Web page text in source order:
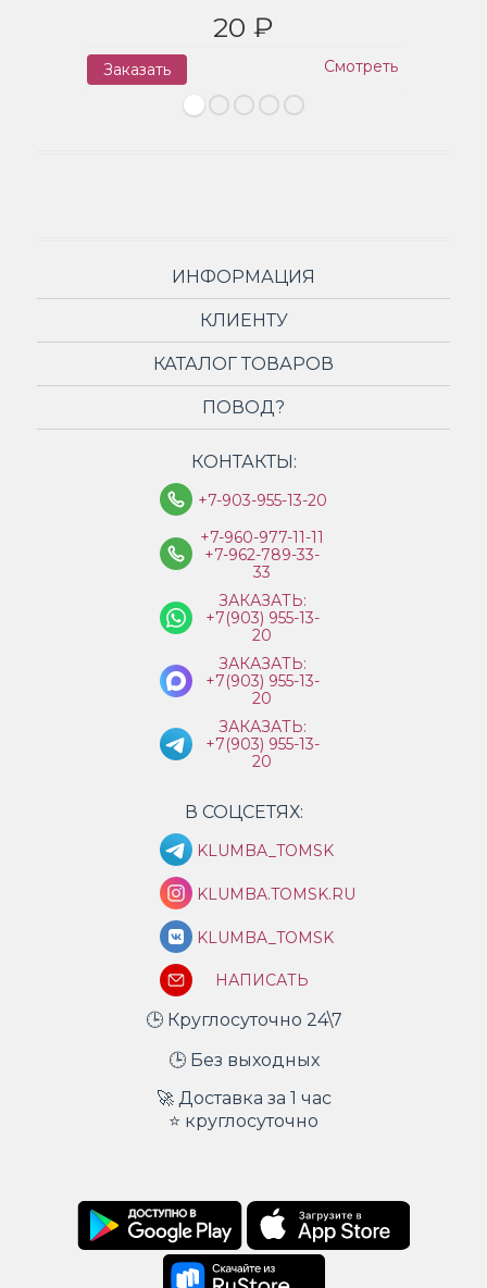
20 ₽
Заказать Смотреть
ИНФОРМАЦИЯ
КЛИЕНТУ
КАТАЛОГ ТОВАРОВ
ПОВОД?
КОНТАКТЫ:
+7-903-955-13-20
+7-960-977-11-11
+7-962-789-33-
33
ЗАКАЗАТЬ:
+7(903) 955-13-
20
ЗАКАЗАТЬ:
+7(903) 955-13-
20
ЗАКАЗАТЬ:
+7(903) 955-13-
20
В СОЦСЕТЯХ:
KLUMBA_TOMSK
KLUMBA.TOMSK.RU
KLUMBA_TOMSK
НАПИСАТЬ
🕒 Круглосуточно 24\7
🕒 Без выходных
🚀 Доставка за 1 час
⭐ круглосуточно